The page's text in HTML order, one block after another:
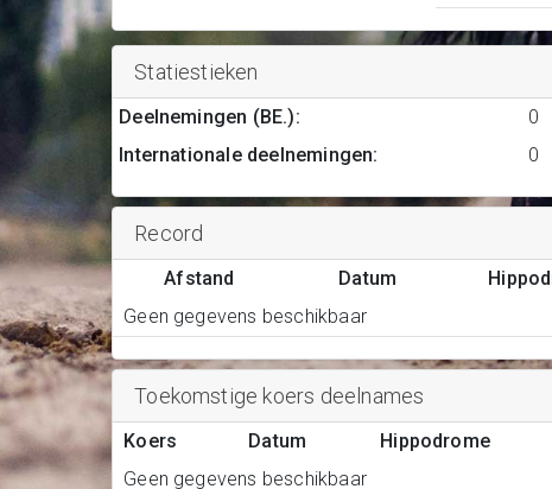
Statiestieken
Deelnemingen (BE.):
0
Internationale deelnemingen: 0
Record
Afstand Datum
Geen gegevens beschikbaar
Toekomstige koers deelnames
Koers Datum Hippodrome
Geen gegevens beschikbaar